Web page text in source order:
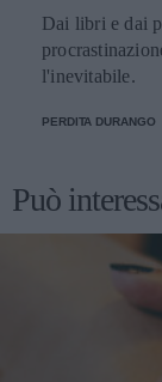
Dai libri e dai
l'inevitabile.
PERDITA DURANGO
Può